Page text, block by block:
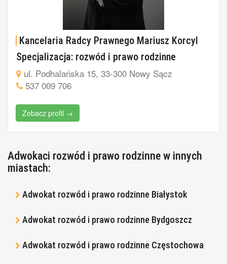
Kancelaria Radcy Prawnego Mariusz Korcyl
Specjalizacja: rozwód i prawo rodzinne
ul. Podhalańska 15, 33-300 Nowy Sącz
537 009 706
Zobacz profil →
Adwokaci rozwód i prawo rodzinne w innych
miastach:
Adwokat rozwód i prawo rodzinne Białystok
Adwokat rozwód i prawo rodzinne Bydgoszcz
Adwokat rozwód i prawo rodzinne Częstochowa